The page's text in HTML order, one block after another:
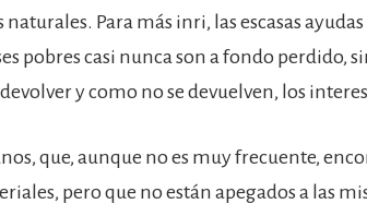
Para más inri, las escasas ayudas
pobres casi nunca son a fondo perdido,
y como no se devuelven, los
que, aunque no es muy frecuente,
pero que no están apegados a las